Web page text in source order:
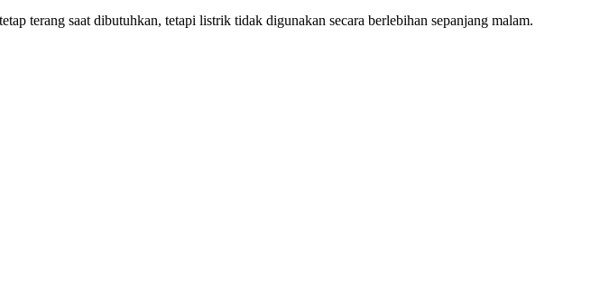
terang saat dibutuhkan, tetapi listrik tidak digunakan secara berlebihan sepanjang malam.